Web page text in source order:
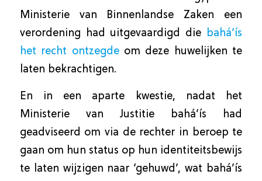
Ministerie van Binnenlandse Zaken een
verordening had uitgevaardigd die bahá’ís
het recht ontzegdeom deze huwelijken te
laten bekrachtigen.
En in een aparte kwestie, nadat het
Ministerie van Justitie bahá’ís had
geadviseerd om via de rechter in beroep te
gaan om hun status op hun identiteitsbewijs
te laten wijzigen naar ‘gehuwd’, wat bahá’ís